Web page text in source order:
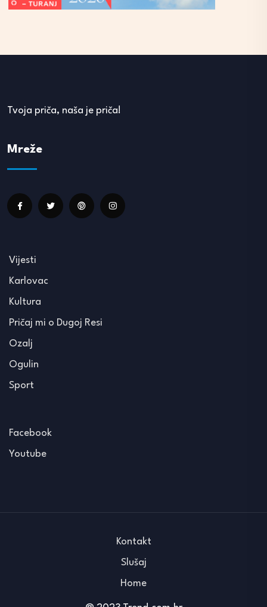
Tvoja priča, naša je priča!
Mreže
Vijesti
Karlovac
Kultura
Pričaj mi o Dugoj Resi
Ozalj
Ogulin
Sport
Facebook
Youtube
Kontakt
Slušaj
Home